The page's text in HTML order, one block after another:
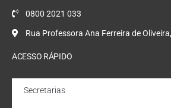
0800 2021 033
Rua Professora Ana Ferreira de
ACESSO RÁPIDO
Secretarias